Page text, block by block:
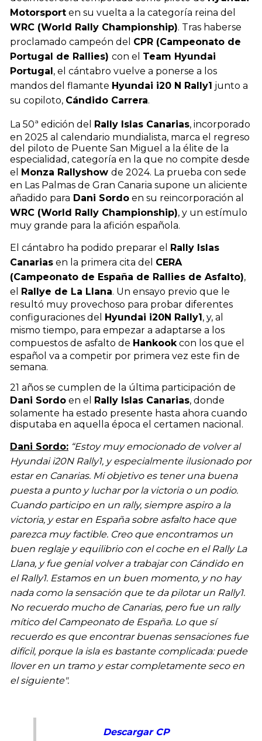
Motorsport en su vuelta a la categoría reina del
WRC (World Rally Championship). Tras haberse
proclamado campeón del CPR (Campeonato de
Portugal de Rallies) con el Team Hyundai
Portugal, el cántabro vuelve a ponerse a los
mandos del flamante Hyundai i20 N Rally1 junto a
su copiloto, Cándido Carrera.
La 50ª edición del Rally Islas Canarias, incorporado
en 2025 al calendario mundialista, marca el regreso
del piloto de Puente San Miguel a la élite de la
especialidad, categoría en la que no compite desde
el Monza Rallyshow de 2024. La prueba con sede
en Las Palmas de Gran Canaria supone un aliciente
añadido para Dani Sordo en su reincorporación al
WRC (World Rally Championship), y un estímulo
muy grande para la afición española.
El cántabro ha podido preparar el Rally Islas
Canarias en la primera cita del CERA
(Campeonato de España de Rallies de Asfalto),
el Rallye de La Llana. Un ensayo previo que le
resultó muy provechoso para probar diferentes
configuraciones del Hyundai i20N Rally1, y, al
mismo tiempo, para empezar a adaptarse a los
compuestos de asfalto de Hankook con los que el
español va a competir por primera vez este fin de
semana.
21 años se cumplen de la última participación de
Dani Sordo en el Rally Islas Canarias, donde
solamente ha estado presente hasta ahora cuando
disputaba en aquella época el certamen nacional.
Dani Sordo: “Estoy muy emocionado de volver al
Hyundai i20N Rally1, y especialmente ilusionado por
estar en Canarias. Mi objetivo es tener una buena
puesta a punto y luchar por la victoria o un podio.
Cuando participo en un rally, siempre aspiro a la
victoria, y estar en España sobre asfalto hace que
parezca muy factible. Creo que encontramos un
buen reglaje y equilibrio con el coche en el Rally La
Llana, y fue genial volver a trabajar con Cándido en
el Rally1. Estamos en un buen momento, y no hay
nada como la sensación que te da pilotar un Rally1.
No recuerdo mucho de Canarias, pero fue un rally
mítico del Campeonato de España. Lo que sí
recuerdo es que encontrar buenas sensaciones fue
difícil, porque la isla es bastante complicada: puede
llover en un tramo y estar completamente seco en
el siguiente".
Descargar CP